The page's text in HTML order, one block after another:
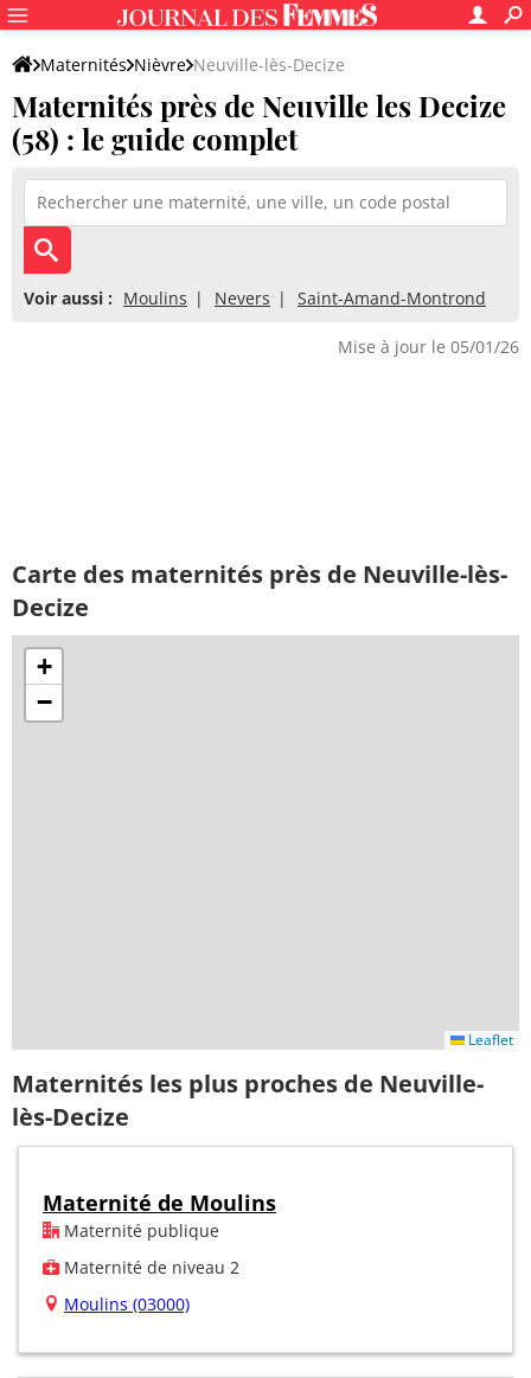
Maternités Nièvre Neuville-lès-Decize
Maternités près de Neuville les Decize
(58) : le guide complet
Voir aussi : Moulins Nevers Saint-Amand-Montrond
Mise à jour le 05/01/26
Carte des maternités près de Neuville-lès-
Decize
+
−
Leaflet
Maternités les plus proches de Neuville-
lès-Decize
Maternité de Moulins
Maternité publique
Maternité de niveau 2
Moulins (03000)